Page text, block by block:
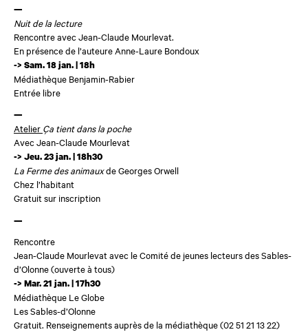
—
Nuit de la lecture
Rencontre avec Jean-Claude Mourlevat.
En présence de l’auteure Anne-Laure Bondoux
-> Sam. 18 jan. | 18h
Médiathèque Benjamin-Rabier
Entrée libre
—
Atelier Ça tient dans la poche
Avec Jean-Claude Mourlevat
-> Jeu. 23 jan. | 18h30
La Ferme des animauxde Georges Orwell
Chez l’habitant
Gratuit sur inscription
—
Rencontre
Jean-Claude Mourlevat avec le Comité de jeunes lecteurs des Sables-
d’Olonne (ouverte à tous)
-> Mar. 21 jan. | 17h30
Médiathèque Le Globe
Les Sables-d’Olonne
Gratuit. Renseignements auprès de la médiathèque (02 51 21 13 22)